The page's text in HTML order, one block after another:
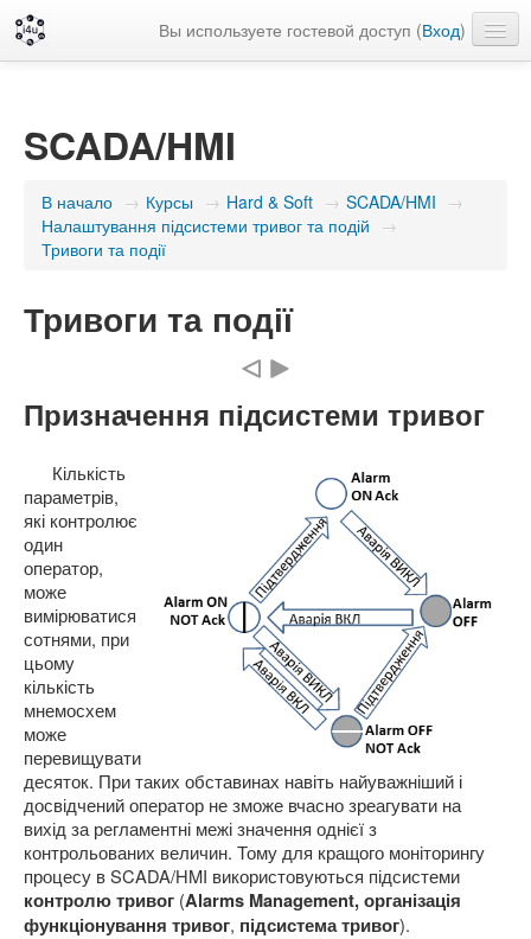
Вы используете гостевой доступ (Вход)
SCADA/HMI
В начало → Курсы → Hard & Soft → SCADA/HMI →
Налаштування підсистеми тривог та подій →
Тривоги та події
Тривоги та події
Призначення підсистеми тривог
Кількість
параметрів,
які контролює
один
оператор,
може
вимірюватися
сотнями, при
цьому
кількість
мнемосхем
може
перевищувати
десяток. При таких обставинах навіть найуважніший і
досвідчений оператор не зможе вчасно зреагувати на
вихід за регламентні межі значення однієї з
контрольованих величин. Тому для кращого моніторингу
процесу в SCADA/HMI використовуються підсистеми
контролютривог (Alarms Management, організація
функціонування тривог, підсистема тривог).